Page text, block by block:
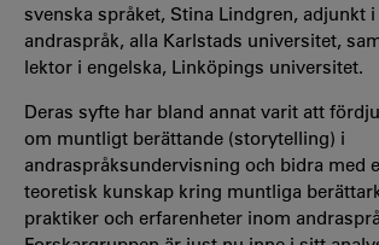
svenska språket, Stina Lindgren, adjunkt
andraspråk, alla Karlstads universitet,
lektor i engelska, Linköpings universitet.
Deras syfte har bland annat varit att
om muntligt berättande (storytelling) i
andraspråksundervisning och bidra med
teoretisk kunskap kring muntliga
praktiker och erfarenheter inom